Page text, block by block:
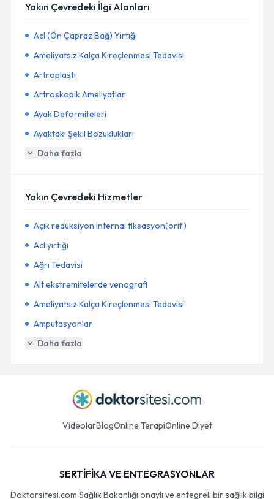
Yakın Çevredeki İlgi Alanları
Acl (Ön Çapraz Bağ) Yırtığı
Ameliyatsız Kalça Kireçlenmesi Tedavisi
Artroplasti
Artroskopik Ameliyatlar
Ayak Deformiteleri
Ayaktaki Şekil Bozuklukları
Daha fazla
Yakın Çevredeki Hizmetler
Açık redüksiyon internal fiksasyon(orif)
Acl yırtığı
Ağrı Tedavisi
Alt ekstremitelerde venografi
Ameliyatsız Kalça Kireçlenmesi Tedavisi
Amputasyonlar
Daha fazla
VideolarBlogOnline TerapiOnline Diyet
SERTİFİKA VE ENTEGRASYONLAR
Doktorsitesi.com Sağlık Bakanlığı onaylı ve entegreli bir sağlık bilgi